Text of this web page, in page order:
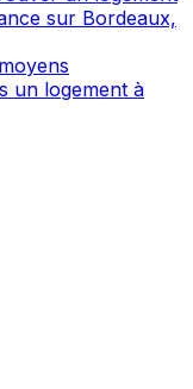
sur Bordeaux,
un logement à